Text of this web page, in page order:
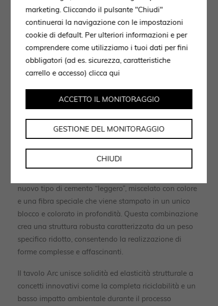
Sedia Porta Volta.
tavolo scultura Arcrappresenta un’innovazione
rendono unico nel suo genere.
La forma del basamento trae ispirazione dalle
tecnostrutture moderne utilizzate negli edifici
nuovo tipo di cemento “leggero”, miscelato con colore
e una fibra speciale che viene stampato in un unico
blocco e colorato in profondità. Questa combinazione
crea una struttura robusta caratterizzata da un peso
specifico ridotto, consentendo la realizzazione di
forme complesse e affascinanti.
Il tavolo Arc unisce solidità ed elasticità strutturale a
concetti innovativi come la completa riciclabilità e un
basso impatto ambientale durante il processo
marketing. Cliccando il pulsante "Chiudi"
continuerai la navigazione con le impostazioni
cookie di default. Per ulteriori informazioni e per
comprendere come utilizziamo i tuoi dati per fini
obbligatori (ad es. sicurezza, caratteristiche
carrello e accesso)clicca qui
CHIUDI
GESTIONE DEL MONITORAGGIO
ACCETTO IL MONITORAGGIO